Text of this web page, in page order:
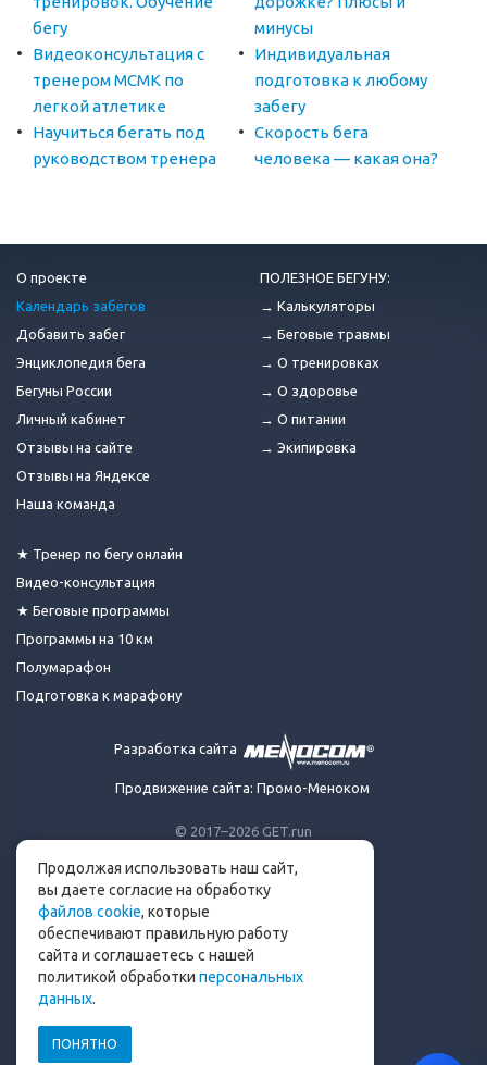
бегу
минусы
Видеоконсультация с
тренером МСМК по
легкой атлетике
Индивидуальная
подготовка к любому
забегу
Научиться бегать под
руководством тренера
Скорость бега
человека — какая она?
© 2017–2026 GET.run
Сделано с ❤ бегунами
для бегунов
Телеграм-канал Get.run
Беговой чат в Телеграм
info@get.run
О проекте
Календарь забегов
Добавить забег
Энциклопедия бега
Бегуны России
Личный кабинет
Отзывы на сайте
Отзывы на Яндексе
Наша команда
★ Тренер по бегу онлайн
Видео-консультация
★ Беговые программы
Программы на 10 км
Полумарафон
Подготовка к марафону
ПОЛЕЗНОЕ БЕГУНУ:
→ Калькуляторы
→ Беговые травмы
→ О тренировках
→ О здоровье
→ О питании
→ Экипировка
Разработка сайта
Продвижение сайта: Промо-Меноком
Продолжая использовать наш сайт,
вы даете согласие на обработку
файлов cookie, которые
обеспечивают правильную работу
сайта и соглашаетесь с нашей
политикой обработки персональных
данных.
ПОНЯТНО